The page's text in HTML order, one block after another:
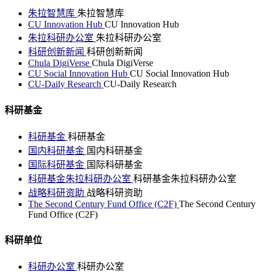
朱拉智慧库 朱拉智慧库
CU Innovation Hub CU Innovation Hub
朱拉科研办公室 朱拉科研办公室
科研创新新闻 科研创新新闻
Chula DigiVerse Chula DigiVerse
CU Social Innovation Hub CU Social Innovation Hub
CU-Daily Research CU-Daily Research
科研基金
科研基金 科研基金
国内科研基金 国内科研基金
国际科研基金 国际科研基金
科研基金朱拉科研办公室 科研基金朱拉科研办公室
战略科研资助 战略科研资助
The Second Century Fund Office (C2F) The Second Century
Fund Office (C2F)
科研单位
科研办公室 科研办公室